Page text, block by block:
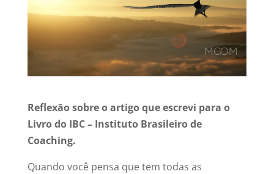
Reflexão sobre o artigo que escrevi para o
Livro do IBC – Instituto Brasileiro de
Coaching.
Quando você pensa que tem todas as